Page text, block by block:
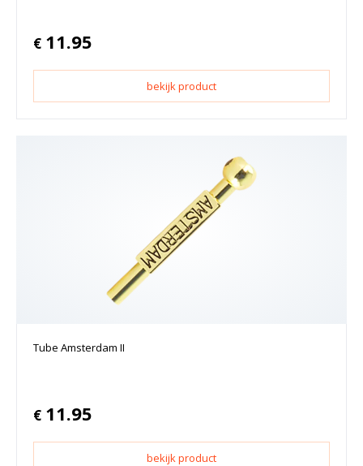
€ 11.95
bekijk product
Tube Amsterdam II
€ 11.95
bekijk product